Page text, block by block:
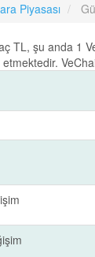
Piyasası
TL, şu anda 1